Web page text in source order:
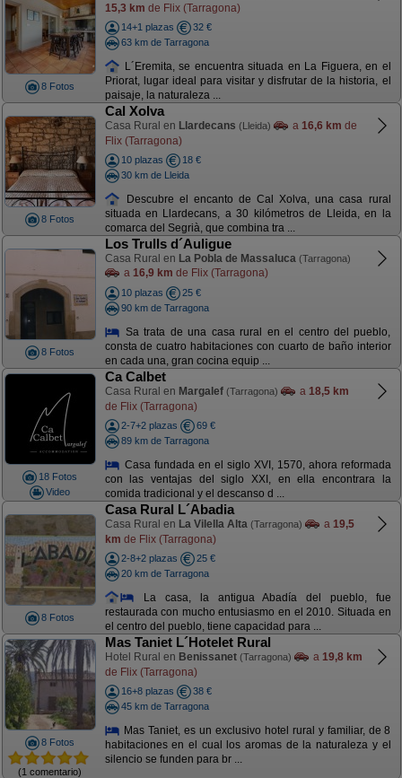
8 Fotos
15,3 km de Flix (Tarragona)
14+1 plazas
32 €
63 km de Tarragona
L´Eremita, se encuentra situada en La Figuera, en el
Priorat, lugar ideal para visitar y disfrutar de la historia, el
paisaje, la naturaleza ...
8 Fotos
Cal Xolva
Casa Rural en Llardecans (Lleida) a 16,6 km de
Flix (Tarragona)
10 plazas
18 €
30 km de Lleida
Descubre el encanto de Cal Xolva, una casa rural
situada en Llardecans, a 30 kilómetros de Lleida, en la
comarca del Segrià, que combina tra ...
8 Fotos
Los Trulls d´Auligue
Casa Rural en La Pobla de Massaluca (Tarragona)
a 16,9 km de Flix (Tarragona)
10 plazas
25 €
90 km de Tarragona
Sa trata de una casa rural en el centro del pueblo,
consta de cuatro habitaciones con cuarto de baño interior
en cada una, gran cocina equip ...
18 Fotos
Video
Ca Calbet
Casa Rural en Margalef (Tarragona) a 18,5 km
de Flix (Tarragona)
2-7+2 plazas
69 €
89 km de Tarragona
Casa fundada en el siglo XVI, 1570, ahora reformada
con las ventajas del siglo XXI, en ella encontrara la
comida tradicional y el descanso d ...
8 Fotos
Casa Rural L´Abadia
Casa Rural en La Vilella Alta (Tarragona) a 19,5
km de Flix (Tarragona)
2-8+2 plazas
25 €
20 km de Tarragona
La casa, la antigua Abadía del pueblo, fue
restaurada con mucho entusiasmo en el 2010. Situada en
el centro del pueblo, tiene capacidad para ...
8 Fotos
(1 comentario)
Mas Taniet L´Hotelet Rural
Hotel Rural en Benissanet (Tarragona) a 19,8 km
de Flix (Tarragona)
16+8 plazas
38 €
45 km de Tarragona
Mas Taniet, es un exclusivo hotel rural y familiar, de 8
habitaciones en el cual los aromas de la naturaleza y el
silencio se funden para br ...